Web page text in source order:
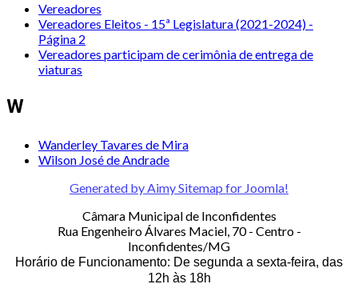
Vereadores
Vereadores Eleitos - 15ª Legislatura (2021-2024) -
Página 2
Vereadores participam de cerimônia de entrega de
viaturas
W
Wanderley Tavares de Mira
Wilson José de Andrade
Generated by Aimy Sitemap for Joomla!
Câmara Municipal de Inconfidentes
Rua Engenheiro Álvares Maciel, 70 - Centro -
Inconfidentes/MG
Horário de Funcionamento: De segunda a sexta-feira, das
12h às 18h